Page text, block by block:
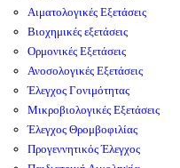
Αιματολογικές Εξετάσεις
Βιοχημικές εξετάσεις
Ορμονικές Εξετάσεις
Ανοσολογικές Εξετάσεις
Έλεγχος Γονιμότητας
Μικροβιολογικές Εξετάσεις
Έλεγχος Θρομβοφιλίας
Προγεννητικός Έλεγχος